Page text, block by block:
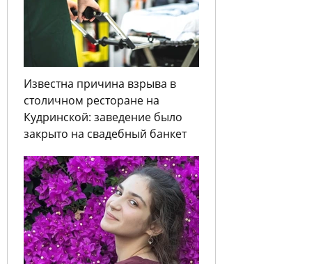
Известна причина взрыва в
столичном ресторане на
Кудринской: заведение было
закрыто на свадебный банкет